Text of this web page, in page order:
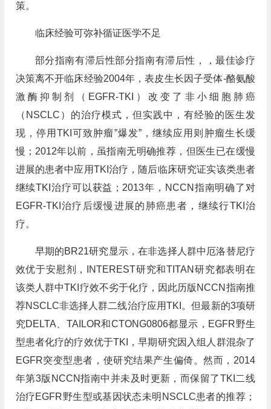
策。
临床经验可弥补循证医学不足
部分指南有滞后性部分指南有滞后性，，最佳诊疗
决策离不开临床经验2004年，表皮生长因子受体-酪氨酸
激酶抑制剂（EGFR-TKI）改变了非小细胞肺癌
（NSCLC）的治疗模式，但实践中，有经验的医生发
现，停用TKI可致肿瘤”爆发”，继续应用则肿瘤生长缓
慢；2012年以前，虽指南无明确推荐，但医生已在缓慢
进展的患者中应用TKI治疗，随后临床研究证实该类患者
继续TKI治疗可以获益；2013年，NCCN指南明确了对
EGFR-TKI治疗后缓慢进展的肺癌患者，继续行TKI治
疗。
早期的BR21研究显示，在非选择人群中厄洛替尼疗
效优于安慰剂，INTEREST研究和TITAN研究都表明在
该类人群中TKI疗效不劣于化疗，因此历版NCCN指南推
荐NSCLC非选择人群二线治疗应用TKI。但最新的3项研
究DELTA、TAILOR和CTONG0806都显示，EGFR野生
型患者化疗的疗效优于TKI，早期研究因入组人群混杂了
EGFR突变型患者，使研究结果产生偏倚。然而，2014
年第3版NCCN指南中并未及时更新，而保留了TKI二线
治疗EGFR野生型或基因状态未明NSCLC患者的推荐；